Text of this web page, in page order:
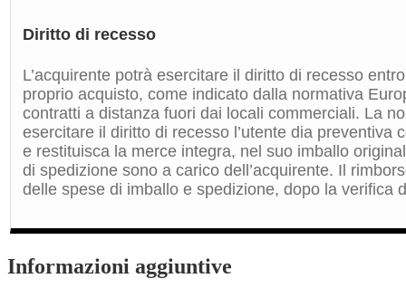
Diritto di recesso
L’acquirente potrà esercitare il diritto di recesso
proprio acquisto, come indicato dalla normativa
contratti a distanza fuori dai locali commerciali. La
esercitare il diritto di recesso l’utente dia preventiva
e restituisca la merce integra, nel suo imballo
di spedizione sono a carico dell’acquirente. Il
delle spese di imballo e spedizione, dopo la verifica
Informazioni aggiuntive